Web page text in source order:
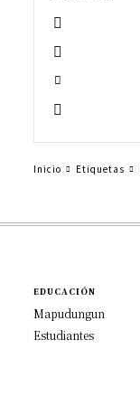
Inicio Etiquetas
EDUCACIÓN
Mapudungun
Estudiantes